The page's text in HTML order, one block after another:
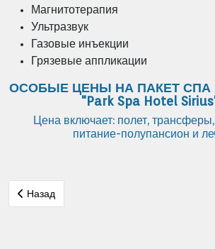
Магнитотерапия
Ультразвук
Газовые инъекции
Грязевые аппликации
ОСОБЫЕ ЦЕНЫ НА ПАКЕТ СПА
"Park Spa Hotel
Цена включает: полет,
питание-полупансион и
Предыдущий: Санатории Карловы Вары
Назад